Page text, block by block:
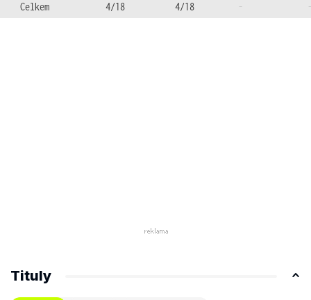
Celkem
4/18 4/18 -
Tituly